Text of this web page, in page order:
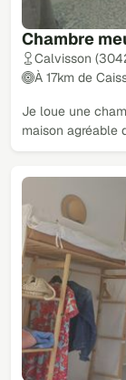
Chambre
Calvisson
À 17km de
Je loue une
maison agréable